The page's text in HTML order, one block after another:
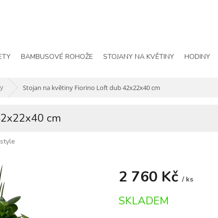
BAMBUSOVÉ ROHOŽE STOJANY NA KVĚTINY HODINY
Stojan na květiny Fiorino Loft dub 42x22x40 cm
cm
2 760 Kč / ks
cena:
SKLADEM